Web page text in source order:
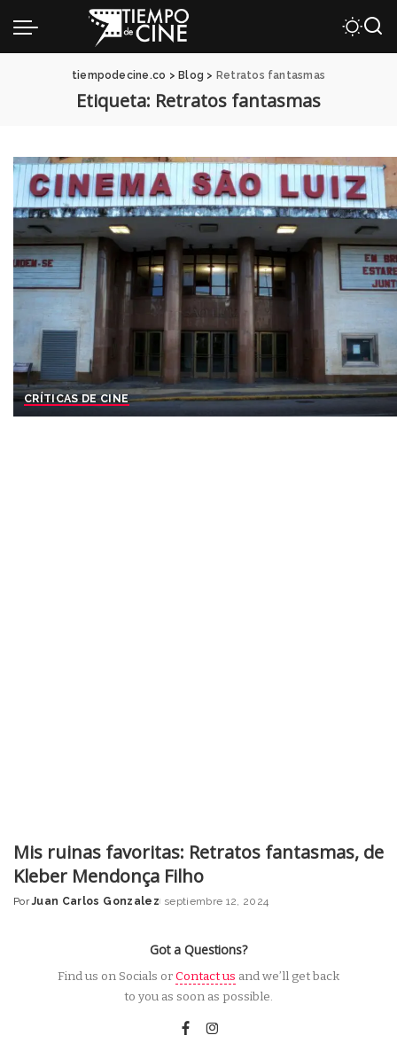
tiempodecine.co > Blog > Retratos fantasmas
Etiqueta: Retratos fantasmas
CRÍTICAS DE CINE
Mis ruinas favoritas: Retratos fantasmas, de
Kleber Mendonça Filho
Posted
Por Juan Carlos Gonzalez septiembre 12, 2024
Got a Questions?
Find us on Socials orContact us and we’ll get back
to you as soon as possible.